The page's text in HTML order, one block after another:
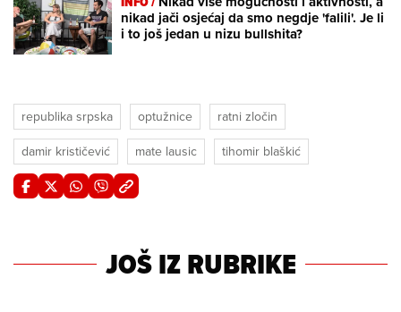
nikad jači osjećaj da smo negdje 'falili'. Je li
i to još jedan u nizu bullshita?
republika srpska optužnice
ratni zločin
damir krističević
mate lausic tihomir blaškić
JOŠ IZ RUBRIKE